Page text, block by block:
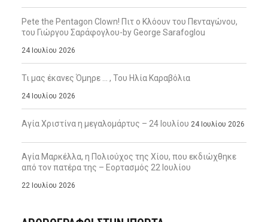
Pete the Pentagon Clown! Πιτ ο Κλόουν του Πενταγώνου,
του Γιώργου Σαράφογλου-by George Sarafoglou
24 Ιουλίου 2026
Τι μας έκανες Όμηρε … , Του Ηλία Καραβόλια
24 Ιουλίου 2026
Αγία Χριστίνα η μεγαλομάρτυς – 24 Ιουλίου 24 Ιουλίου 2026
Αγία Μαρκέλλα, η Πολιούχος της Χίου, που εκδιώχθηκε
από τον πατέρα της – Εορτασμός 22 Ιουλίου
22 Ιουλίου 2026